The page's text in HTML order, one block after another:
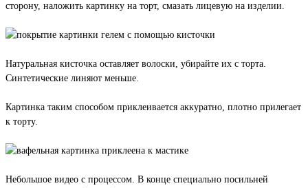
сторону, наложить картинку на торт, смазать лицевую на изделии.
Натуральная кисточка оставляет волоски, убирайте их с торта.
Синтетические линяют меньше.
Картинка таким способом приклеивается аккуратно, плотно прилегает
к торту.
Небольшое видео с процессом. В конце специально посильней